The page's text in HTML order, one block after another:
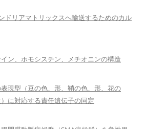
ドリアマトリックスへ輸送するためのカル
ン、ホモシスチン、メチオニンの構造
現型（豆の色、形、鞘の色、形、花の
に対応する責任遺伝子の同定